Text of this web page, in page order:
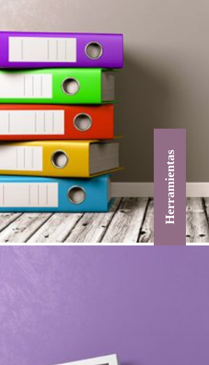
Herramientas